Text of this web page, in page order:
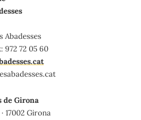
Abadesses
972 72 05 60
de Girona
17002 Girona